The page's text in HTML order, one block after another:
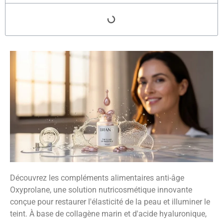
Découvrez les compléments alimentaires anti-âge
Oxyprolane, une solution nutricosmétique innovante
conçue pour restaurer l'élasticité de la peau et illuminer le
teint. À base de collagène marin et d'acide hyaluronique,